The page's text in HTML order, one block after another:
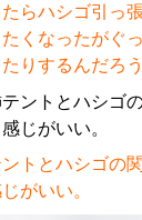
らハシゴ引っ
くなったがぐ
りするんだろう
トとハシゴの
がいい。